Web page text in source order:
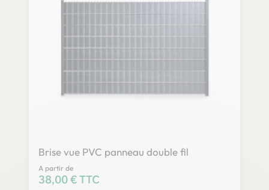
Brise vue PVC panneau double fil
A partir de
Prix
38,00 € TTC